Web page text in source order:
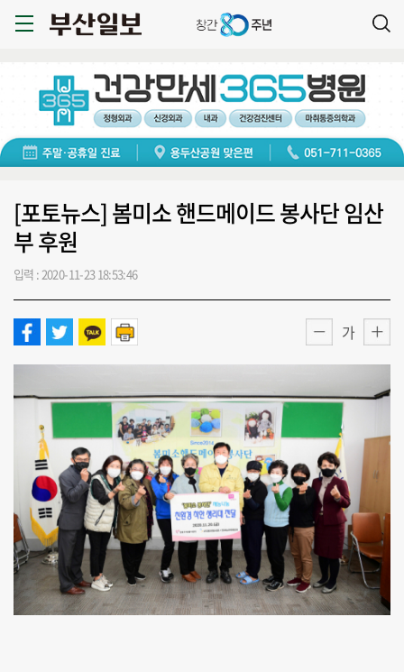
[포토뉴스] 봄미소 핸드메이드 봉사단 임산
부 후원
입력 : 2020-11-23 18:53:46
가